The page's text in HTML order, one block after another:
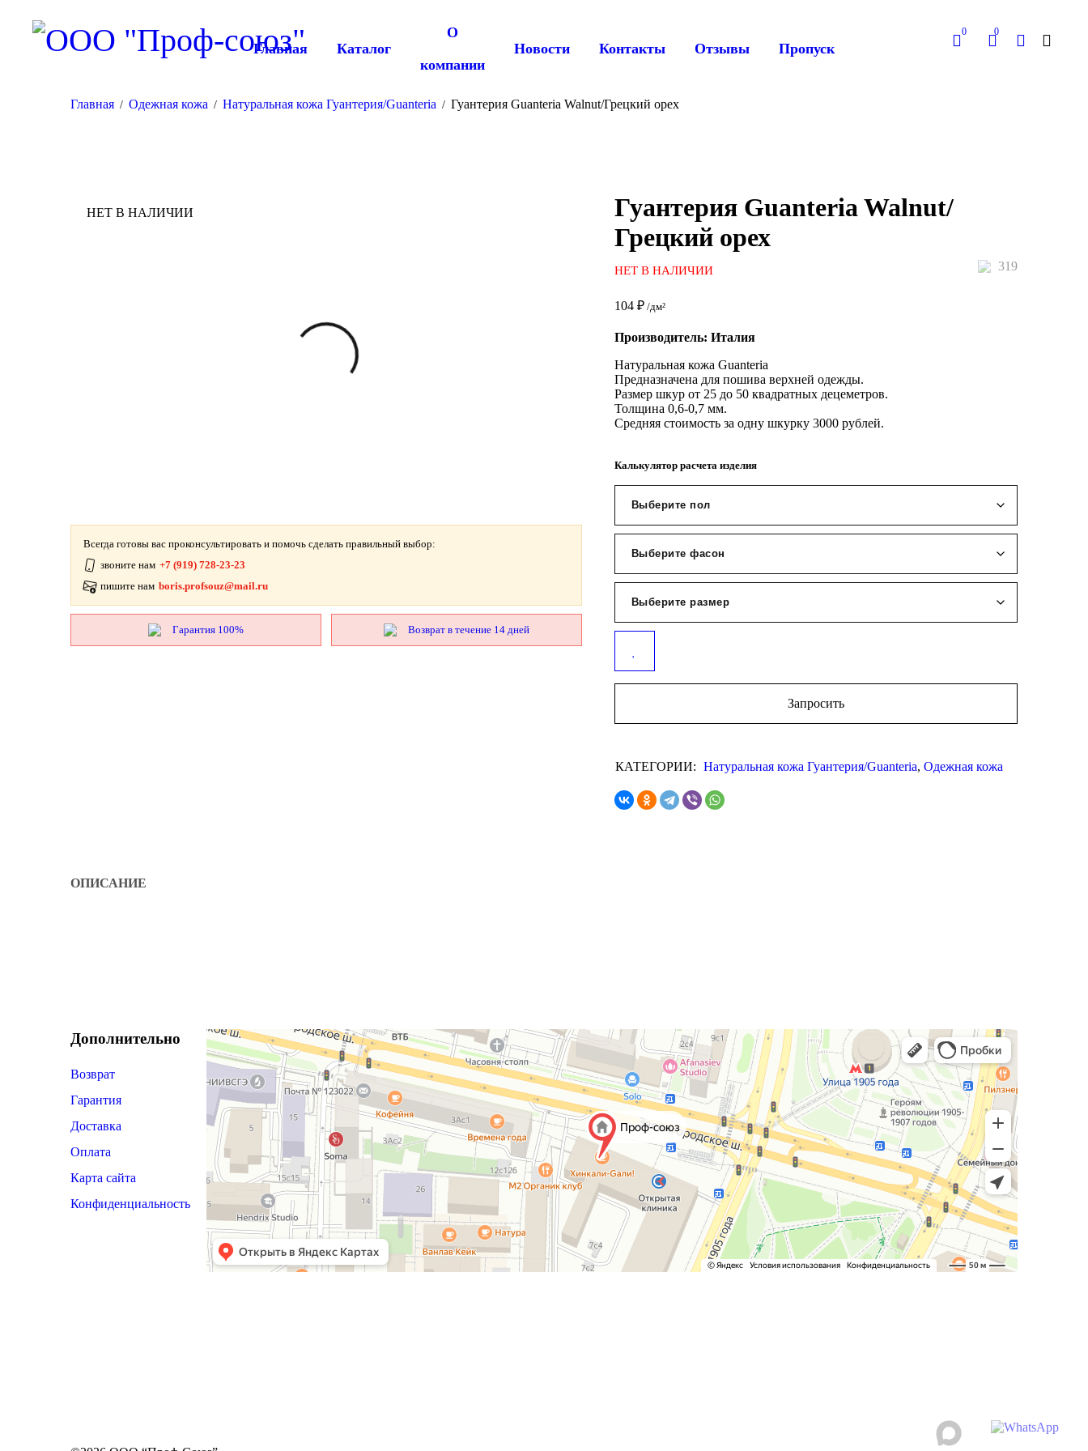
Главная Каталог
О
компании
Новости Контакты Отзывы Пропуск
0 0
Главная / Одежная кожа / Натуральная кожа Гуантерия/Guanteria / Гуантерия Guanteria Walnut/Грецкий орех
НЕТ В НАЛИЧИИ
Всегда готовы вас проконсультировать и помочь сделать правильный выбор:
звоните нам +7 (919) 728-23-23
пишите нам boris.profsouz@mail.ru
Гарантия 100% Возврат в течение 14 дней
Гуантерия Guanteria Walnut/
Грецкий орех
319
НЕТ В НАЛИЧИИ
104 ₽/дм²
Производитель: Италия
Натуральная кожа Guanteria
Предназначена для пошива верхней одежды.
Размер шкур от 25 до 50 квадратных децеметров.
Толщина 0,6-0,7 мм.
Средняя стоимость за одну шкурку 3000 рублей.
Калькулятор расчета изделия
Запросить
КАТЕГОРИИ: Натуральная кожа Гуантерия/Guanteria, Одежная кожа
ОПИСАНИЕ
Дополнительно
Возврат
Гарантия
Доставка
Оплата
Карта сайта
Конфиденциальность